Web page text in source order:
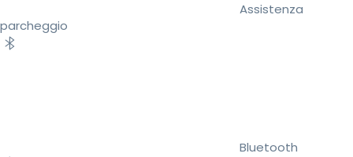
Assistenza
parcheggio
Bluetooth